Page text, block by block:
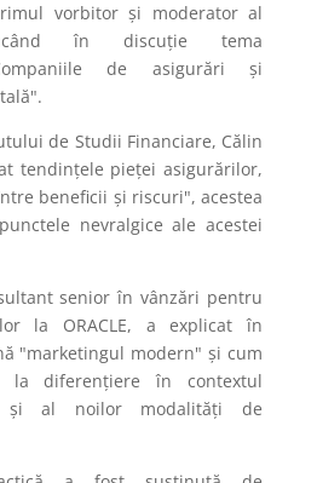
vorbitor și moderator al
în discuție tema
de asigurări și
de Studii Financiare, Călin
tendințele pieței asigurărilor,
beneficii și riscuri", acestea
nevralgice ale acestei
senior în vânzări pentru
la ORACLE, a explicat în
"marketingul modern" și cum
la diferențiere în contextul
și al noilor modalități de